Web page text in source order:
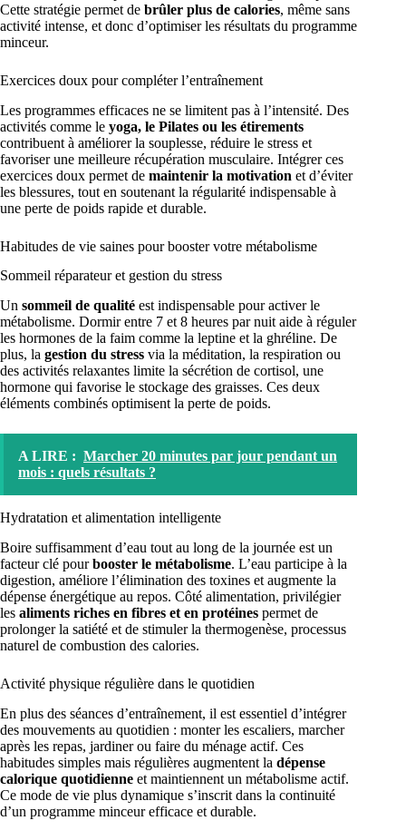
Cette stratégie permet de brûler plus de calories, même sans
activité intense, et donc d’optimiser les résultats du programme
minceur.
Exercices doux pour compléter l’entraînement
Les programmes efficaces ne se limitent pas à l’intensité. Des
activités comme le yoga, le Pilates ou les étirements
contribuent à améliorer la souplesse, réduire le stress et
favoriser une meilleure récupération musculaire. Intégrer ces
exercices doux permet de maintenir la motivation et d’éviter
les blessures, tout en soutenant la régularité indispensable à
une perte de poids rapide et durable.
Habitudes de vie saines pour booster votre métabolisme
Sommeil réparateur et gestion du stress
Un sommeil de qualité est indispensable pour activer le
métabolisme. Dormir entre 7 et 8 heures par nuit aide à réguler
les hormones de la faim comme la leptine et la ghréline. De
plus, la gestion du stress via la méditation, la respiration ou
des activités relaxantes limite la sécrétion de cortisol, une
hormone qui favorise le stockage des graisses. Ces deux
éléments combinés optimisent la perte de poids.
A LIRE : Marcher 20 minutes par jour pendant un
mois : quels résultats ?
Hydratation et alimentation intelligente
Boire suffisamment d’eau tout au long de la journée est un
facteur clé pourbooster le métabolisme. L’eau participe à la
digestion, améliore l’élimination des toxines et augmente la
dépense énergétique au repos. Côté alimentation, privilégier
les aliments riches en fibres et en protéines permet de
prolonger la satiété et de stimuler la thermogenèse, processus
naturel de combustion des calories.
Activité physique régulière dans le quotidien
En plus des séances d’entraînement, il est essentiel d’intégrer
des mouvements au quotidien : monter les escaliers, marcher
après les repas, jardiner ou faire du ménage actif. Ces
habitudes simples mais régulières augmentent la dépense
calorique quotidienne et maintiennent un métabolisme actif.
Ce mode de vie plus dynamique s’inscrit dans la continuité
d’un programme minceur efficace et durable.